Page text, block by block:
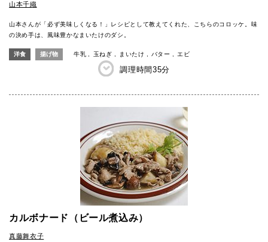
山本千織
山本さんが「必ず美味しくなる！」レシピとして教えてくれた、こちらのコロッケ。味
の決め手は、風味豊かなまいたけのダシ。
洋食 揚げ物 牛乳 玉ねぎ まいたけ バター エビ
調理時間35分
カルボナード（ビール煮込み）
真藤舞衣子